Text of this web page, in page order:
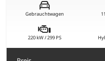
Gebrauchtwagen
220 kW / 299 PS